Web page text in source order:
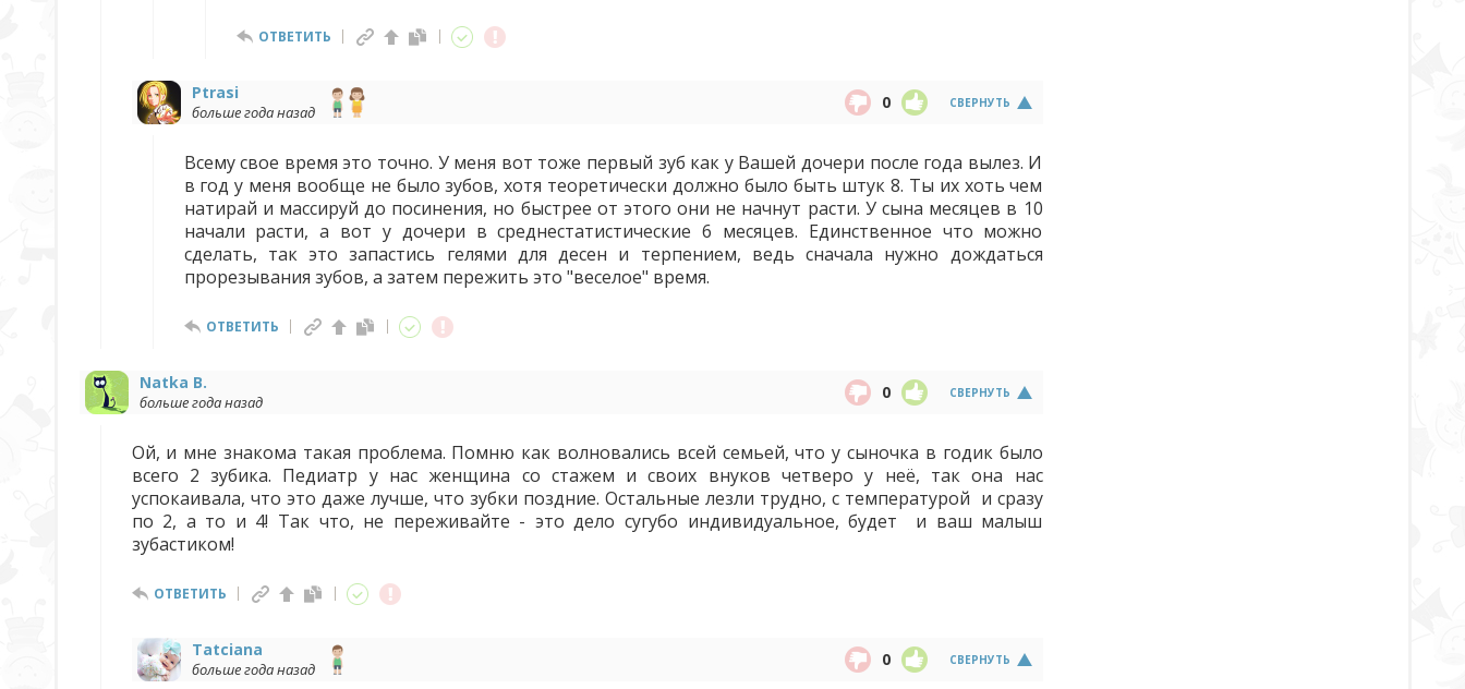
ОТВЕТИТЬ
Ptrasi
больше года назад СВЕРНУТЬ
0
Всему свое время это точно. У меня вот тоже первый зуб как у Вашей дочери после года вылез. И
в год у меня вообще не было зубов, хотя теоретически должно было быть штук 8. Ты их хоть чем
натирай и массируй до посинения, но быстрее от этого они не начнут расти. У сына месяцев в 10
начали расти, а вот у дочери в среднестатистические 6 месяцев. Единственное что можно
сделать, так это запастись гелями для десен и терпением, ведь сначала нужно дождаться
прорезывания зубов, а затем пережить это "веселое" время.
ОТВЕТИТЬ
Natka B.
больше года назад СВЕРНУТЬ
0
Ой, и мне знакома такая проблема. Помню как волновались всей семьей, что у сыночка в годик было
всего 2 зубика. Педиатр у нас женщина со стажем и своих внуков четверо у неё, так она нас
успокаивала, что это даже лучше, что зубки поздние. Остальные лезли трудно, с температурой и сразу
по 2, а то и 4! Так что, не переживайте - это дело сугубо индивидуальное, будет и ваш малыш
зубастиком!
ОТВЕТИТЬ
Tatciana
больше года назад СВЕРНУТЬ
0